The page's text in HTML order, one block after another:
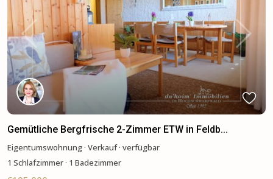
Previous Next
Gemütliche Bergfrische 2-Zimmer ETW in Feldb...
Eigentumswohnung· Verkauf· verfügbar
1 Schlafzimmer· 1 Badezimmer